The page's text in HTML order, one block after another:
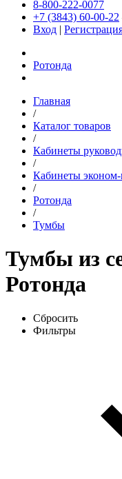
8-800-222-0077
+7 (3843) 60-00-22
Вход |
Ротонда
Главная
/
Каталог товаров
/
Кабинеты
/
Кабинеты эконом-
/
Ротонда
/
Тумбы
Тумбы из
Ротонда
Сбросить
Фильтры